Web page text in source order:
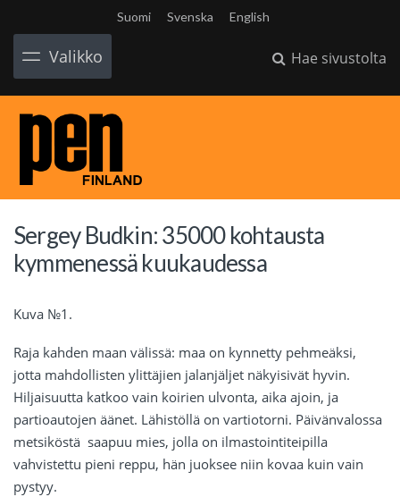
Suomi Svenska English
Valikko Hae sivustolta
Sergey Budkin: 35000 kohtausta
kymmenessä kuukaudessa
Kuva №1.
Raja kahden maan välissä: maa on kynnetty pehmeäksi,
jotta mahdollisten ylittäjien jalanjäljet näkyisivät hyvin.
Hiljaisuutta katkoo vain koirien ulvonta, aika ajoin, ja
partioautojen äänet. Lähistöllä on vartiotorni. Päivänvalossa
metsiköstä saapuu mies, jolla on ilmastointiteipilla
vahvistettu pieni reppu, hän juoksee niin kovaa kuin vain
pystyy.